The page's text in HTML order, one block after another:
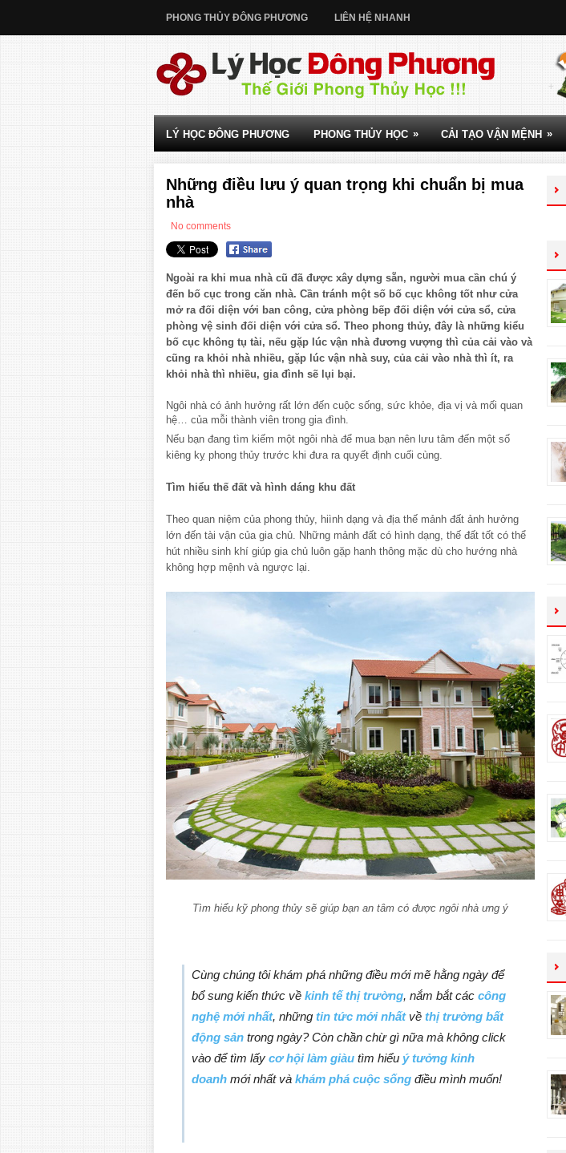
PHONG THỦY ĐÔNG PHƯƠNG LIÊN HỆ NHANH
LÝ HỌC ĐÔNG PHƯƠNG PHONG THỦY HỌC » CẢI TẠO VẬN MỆNH »
Những điều lưu ý quan trọng khi chuẩn bị mua
nhà
No comments
Ngoài ra khi mua nhà cũ đã được xây dựng sẵn, người mua cần chú ý
đến bố cục trong căn nhà. Cần tránh một số bố cục không tốt như cửa
mở ra đối diện với ban công, cửa phòng bếp đối diện với cửa sổ, cửa
phòng vệ sinh đối diện với cửa sổ. Theo phong thủy, đây là những kiểu
bố cục không tụ tài, nếu gặp lúc vận nhà đương vượng thì của cải vào và
cũng ra khỏi nhà nhiều, gặp lúc vận nhà suy, của cải vào nhà thì ít, ra
khỏi nhà thì nhiều, gia đình sẽ lụi bại.
Ngôi nhà có ảnh hưởng rất lớn đến cuộc sống, sức khỏe, địa vị và mối quan
hệ… của mỗi thành viên trong gia đình.
Nếu bạn đang tìm kiếm một ngôi nhà để mua bạn nên lưu tâm đến một số
kiêng kỵ phong thủy trước khi đưa ra quyết định cuối cùng.
Tìm hiểu thế đất và hình dáng khu đất
Theo quan niệm của phong thủy, hiình dạng và địa thế mảnh đất ảnh hưởng
lớn đến tài vận của gia chủ. Những mảnh đất có hình dạng, thế đất tốt có thể
hút nhiều sinh khí giúp gia chủ luôn gặp hanh thông mặc dù cho hướng nhà
không hợp mệnh và ngược lại.
Tìm hiểu kỹ phong thủy sẽ giúp bạn an tâm có được ngôi nhà ưng ý
Cùng chúng tôi khám phá những điều mới mẽ hằng ngày để
bổ sung kiến thức về kinh tế thị trường, nắm bắt các công
nghệ mới nhất, những tin tức mới nhất về thị trường bất
động sản trong ngày? Còn chần chừ gì nữa mà không click
vào để tìm lấy cơ hội làm giàu tìm hiểu ý tưởng kinh
doanh mới nhất và khám phá cuộc sống điều mình muốn!